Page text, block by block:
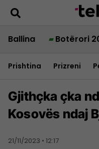
Ballina Botërori
Prishtina Prizreni
Gjithçka çka
Kosovës ndaj
21/11/2023 • 12:17